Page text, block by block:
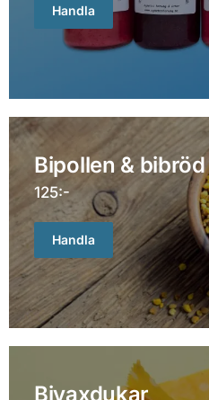
Handla
Bipollen & bibröd
125:-
Handla
Bivaxdukar